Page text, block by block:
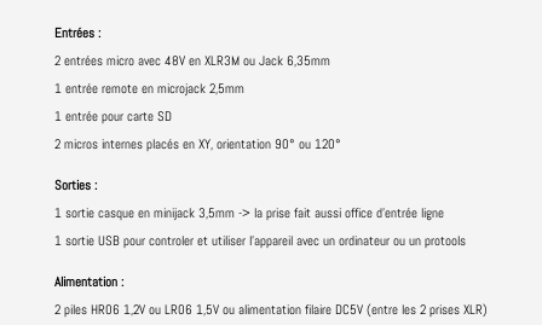
Entrées :
2 entrées micro avec 48V en XLR3M ou Jack 6,35mm
1 entrée remote en microjack 2,5mm
1 entrée pour carte SD
2 micros internes placés en XY, orientation 90° ou 120°
Sorties :
1 sortie casque en minijack 3,5mm -> la prise fait aussi office d'entrée ligne
1 sortie USB pour controler et utiliser l'appareil avec un ordinateur ou un protools
Alimentation :
2 piles HR06 1,2V ou LR06 1,5V ou alimentation filaire DC5V (entre les 2 prises XLR)